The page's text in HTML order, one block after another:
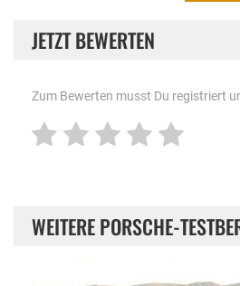
JETZT BEWERTEN
Zum Bewerten musst Du registriert
WEITERE PORSCHE-